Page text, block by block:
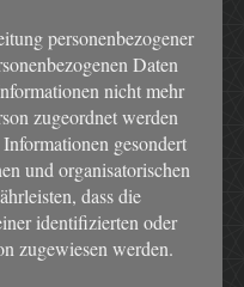
personenbezogener
Daten
nicht mehr
zugeordnet werden
gesondert
und organisatorischen
dass die
identifizierten oder
zugewiesen werden.